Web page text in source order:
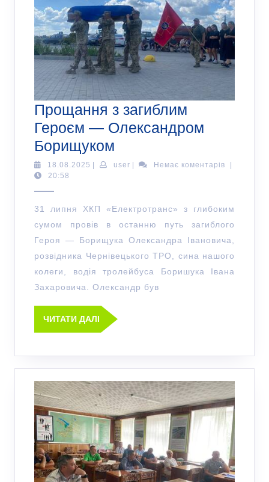
Прощання з загиблим
Героєм — Олександром
Борищуком
18.08.2025 | user | Немає коментарів
|
20:58
31 липня ХКП «Електротранс» з глибоким
сумом провів в останню путь загиблого
Героя — Борищука Олександра Івановича,
розвідника Чернівецького ТРО, сина нашого
колеги, водія тролейбуса Боришука Івана
Захаровича. Олександр був
ЧИТАТИ ДАЛІ